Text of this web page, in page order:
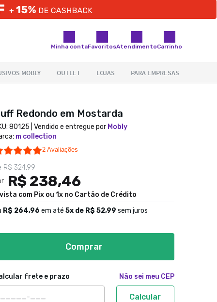
Minha contaFavoritosAtendimentoCarrinho
Redondo em Mostarda
80125 | Vendido e entregue por Mobly
: m collection
5.0 star rating
2 Avaliações
R$ 324,99
R$ 238,46
com Pix ou 1x no Cartão de Crédito
R$ 264,96 em até 5x de R$ 52,99 sem juros
Comprar
frete e prazo Não sei meu CEP
Calcular